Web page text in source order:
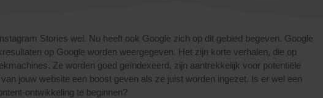
Stories wel. Nu heeft ook Google zich op dit gebied begeven. Google
op Google worden weergegeven. Het zijn korte verhalen, die op
Ze worden goed geïndexeerd, zijn aantrekkelijk voor potentiële
van jouw website een boost geven als ze juist worden ingezet. Is er wel een
ontwikkeling te beginnen?